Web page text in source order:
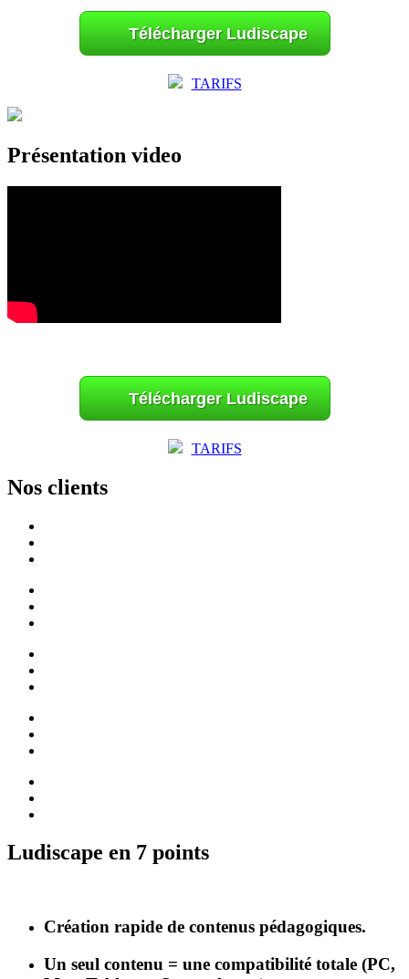
Télécharger Ludiscape
TARIFS
Présentation video
Télécharger Ludiscape
TARIFS
Nos clients
Ludiscape en 7 points
Création rapide de contenus pédagogiques.
Un seul contenu = une compatibilité totale (PC,